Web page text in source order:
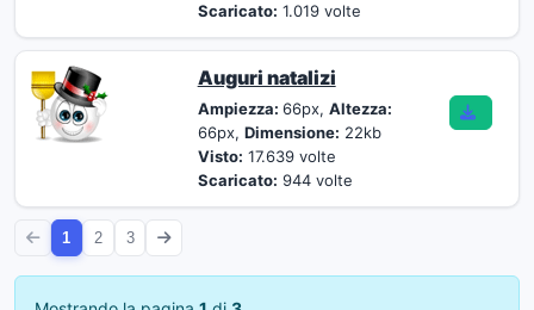
Scaricato: 1.019 volte
Auguri natalizi
Ampiezza: 66px, Altezza:
66px, Dimensione: 22kb
Visto: 17.639 volte
Scaricato: 944 volte
1 2 3